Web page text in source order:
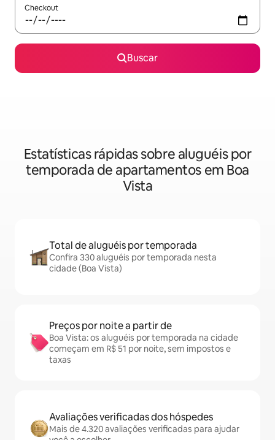
Checkout
Buscar
Estatísticas rápidas sobre aluguéis por
temporada de apartamentos em Boa
Vista
Total de aluguéis por temporada
Confira 330 aluguéis por temporada nesta
cidade (Boa Vista)
Preços por noite a partir de
Boa Vista: os aluguéis por temporada na cidade
começam em R$ 51 por noite, sem impostos e
taxas
Avaliações verificadas dos hóspedes
Mais de 4.320 avaliações verificadas para ajudar